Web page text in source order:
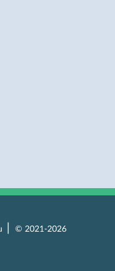
© 2021-2026